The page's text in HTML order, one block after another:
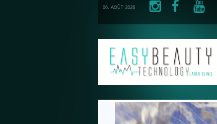
06. AOÛT 2026